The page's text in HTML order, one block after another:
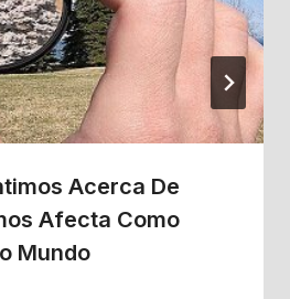
Acerca De
Afecta Como
Mundo